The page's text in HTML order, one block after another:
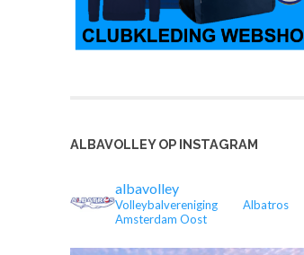
ALBAVOLLEY OP INSTAGRAM
albavolley
Volleybalvereniging
Amsterdam Oost